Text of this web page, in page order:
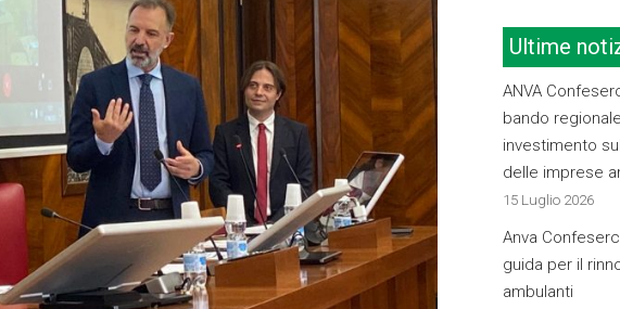
Ultime
ANVA
bando
investimento
delle imprese
15 Luglio 2026
Anva
guida per il
ambulanti